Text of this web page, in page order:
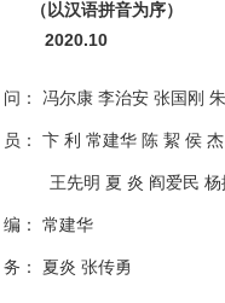
（以汉语拼音为序）
2020.10
问： 冯尔康 李治安 张国刚
员： 卞 利 常建华 陈 絜 侯 杰
王先明 夏 炎 阎爱民 杨
编： 常建华
务： 夏炎 张传勇